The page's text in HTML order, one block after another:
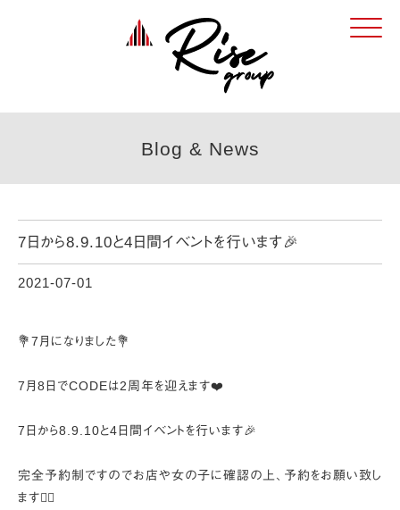
Click
Blog & News
7日から8.9.10と4日間イベントを行います🎉
2021-07-01
💐7月になりました💐
7月8日でCODEは2周年を迎えます❤️
7日から8.9.10と4日間イベントを行います🎉
完全予約制ですのでお店や女の子に確認の上、予約をお願い致し
ます🙇‍♀️